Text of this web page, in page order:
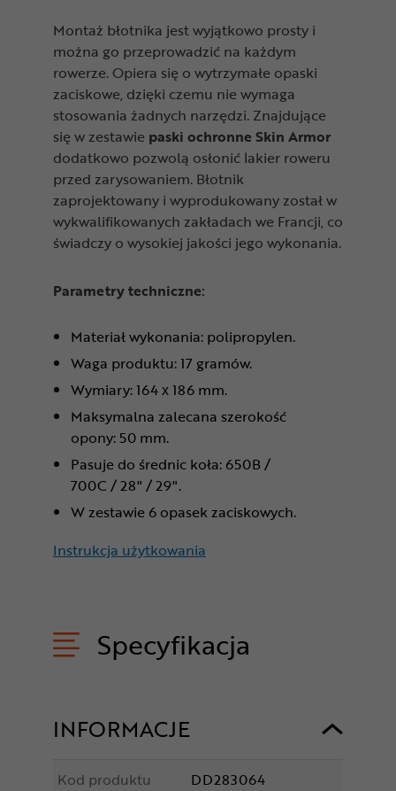
Montaż błotnika jest wyjątkowo prosty i
można go przeprowadzić na każdym
rowerze. Opiera się o wytrzymałe opaski
zaciskowe, dzięki czemu nie wymaga
stosowania żadnych narzędzi. Znajdujące
się w zestawie paski ochronne Skin Armor
dodatkowo pozwolą osłonić lakier roweru
przed zarysowaniem. Błotnik
zaprojektowany i wyprodukowany został w
wykwalifikowanych zakładach we Francji, co
świadczy o wysokiej jakości jego wykonania.
Parametry techniczne:
Materiał wykonania: polipropylen.
Waga produktu: 17 gramów.
Wymiary: 164 x 186 mm.
Maksymalna zalecana szerokość
opony: 50 mm.
Pasuje do średnic koła: 650B /
700C / 28" / 29".
W zestawie 6 opasek zaciskowych.
Instrukcja użytkowania
Specyfikacja
INFORMACJE
Kod produktu
DD283064